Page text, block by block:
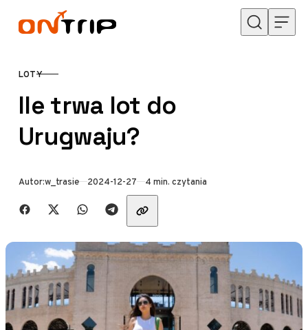
Przejdź do treści
KATEGORIA
LOTY
Ile trwa lot do
Urugwaju?
Autor:w_trasie Opublikowano
2024-12-27 4 min. czytania
Udostępnij znajomym